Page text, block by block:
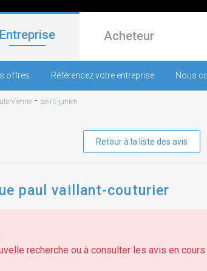
Entreprise Acheteur
offres Référencez votre entreprise Nous
Vienne - saint-junien
Retour à la liste des avis
paul vaillant-couturier
recherche ou à consulter les avis en